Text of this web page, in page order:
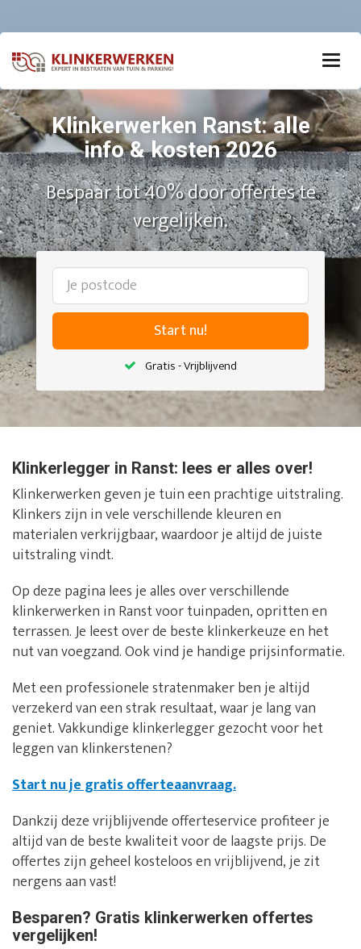
Klinkerwerken Ranst: alle
info & kosten 2026
Bespaar tot 40% door offertes te
vergelijken.
Start nu!
Gratis - Vrijblijvend
Klinkerlegger in Ranst: lees er alles over!
Klinkerwerken geven je tuin een prachtige uitstraling.
Klinkers zijn in vele verschillende kleuren en
materialen verkrijgbaar, waardoor je altijd de juiste
uitstraling vindt.
Op deze pagina lees je alles over verschillende
klinkerwerken in Ranst voor tuinpaden, opritten en
terrassen. Je leest over de beste klinkerkeuze en het
nut van voegzand. Ook vind je handige prijsinformatie.
Met een professionele stratenmaker ben je altijd
verzekerd van een strak resultaat, waar je lang van
geniet. Vakkundige klinkerlegger gezocht voor het
leggen van klinkerstenen?
Start nu je gratis offerteaanvraag.
Dankzij deze vrijblijvende offerteservice profiteer je
altijd van de beste kwaliteit voor de laagste prijs. De
offertes zijn geheel kosteloos en vrijblijvend, je zit
nergens aan vast!
Besparen? Gratis klinkerwerken offertes
vergelijken!